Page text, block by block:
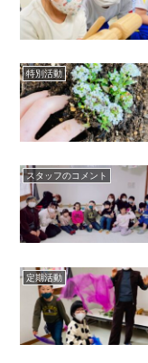
特別活動
スタッフのコメント
定期活動